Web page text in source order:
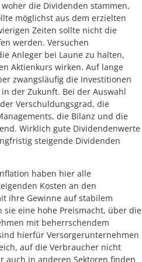
die Dividenden stammen,
möglichst aus dem erzielten
Zeiten sollte nicht die
werden. Versuchen
Anleger bei Laune zu halten,
Aktienkurs wirken. Auf lange
zwangsläufig die Investitionen
der Zukunft. Bei der Auswahl
Verschuldungsgrad, die
die Bilanz und die
Wirklich gute Dividendenwerte
steigende Dividenden
haben hier alle
Kosten an den
ihre Gewinne auf stabilem
eine hohe Preismacht, über die
mit beherrschendem
hierfür Versorgerunternehmen
auf die Verbraucher nicht
auch in anderen Sektoren finden